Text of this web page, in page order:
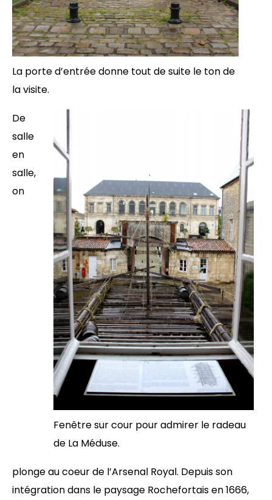
La porte d’entrée donne tout de suite le ton de
la visite.
Fenêtre sur cour pour admirer le radeau
de La Méduse.
De
salle
en
salle,
on
plonge au coeur de l’Arsenal Royal. Depuis son
intégration dans le paysage Rochefortais en 1666,